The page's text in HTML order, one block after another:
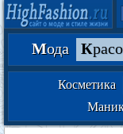
Мода К
Косметика